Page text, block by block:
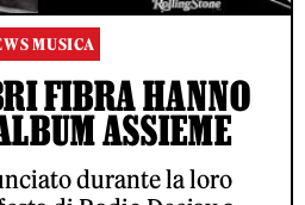
MUSICA
FIBRA HANNO
ASSIEME
durante la loro